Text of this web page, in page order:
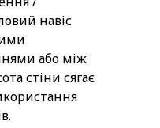
навіс
або між
стіни сягає